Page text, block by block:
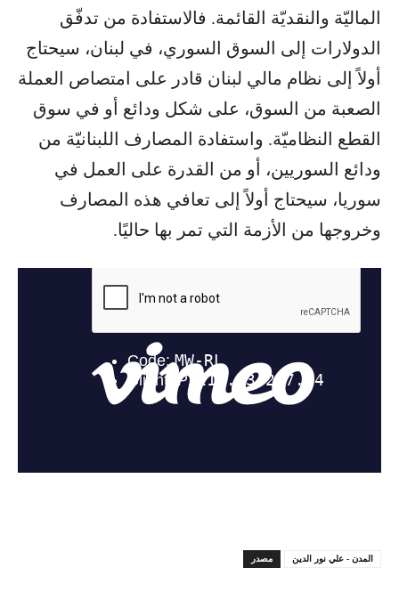
الماليّة والنقديّة القائمة. فالاستفادة من تدفّق
الدولارات إلى السوق السوري، في لبنان، سيحتاج
أولاً إلى نظام مالي لبنان قادر على امتصاص العملة
الصعبة من السوق، على شكل ودائع أو في سوق
القطع النظاميّة. واستفادة المصارف اللبنانيّة من
ودائع السوريين، أو من القدرة على العمل في
سوريا، سيحتاج أولاً إلى تعافي هذه المصارف
وخروجها من الأزمة التي تمر بها حاليًا.
مصدر المدن - علي نور الدين